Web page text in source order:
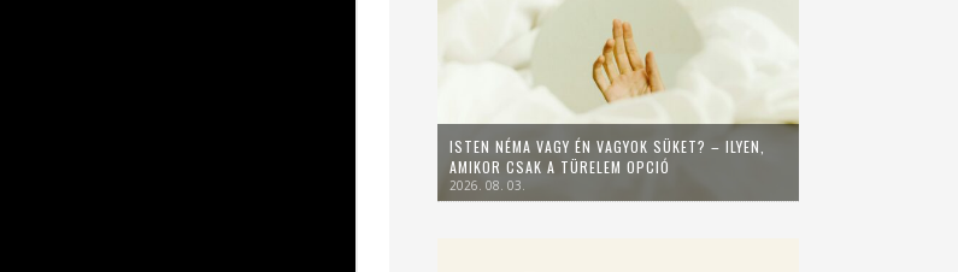
ISTEN NÉMA VAGY ÉN VAGYOK SÜKET? – ILYEN,
AMIKOR CSAK A TÜRELEM OPCIÓ
2026. 08. 03.